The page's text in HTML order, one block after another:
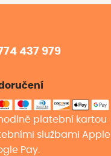
437 979
platební kartou
službami Apple
Pay.